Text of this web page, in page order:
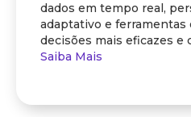
dados em tempo real,
adaptativo e ferramentas
decisões mais eficazes e
Saiba Mais